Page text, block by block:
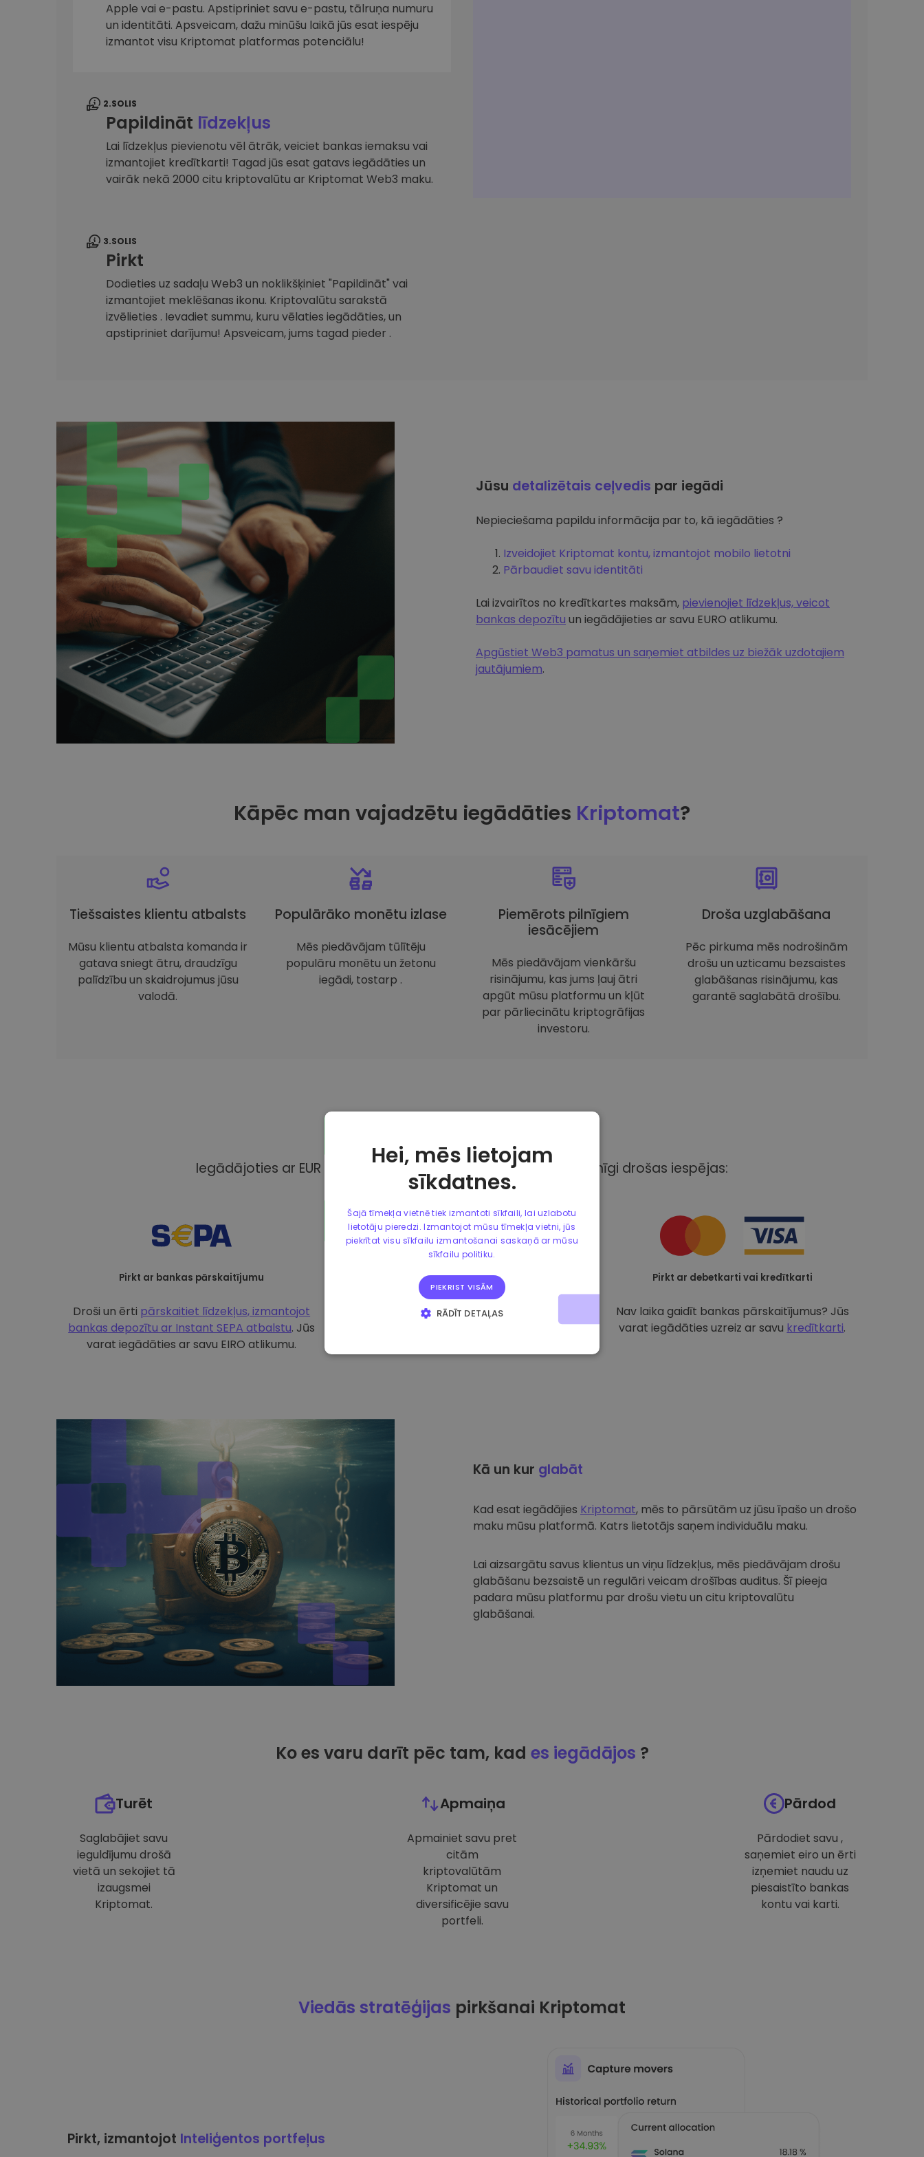
maks
Ieguldījumu palīgs
Atrodi savu kripto stratēģiju
Apple vai e-pastu. Apstipriniet savu e-pastu, tālruņa numuru
un identitāti. Apsveicam, dažu minūšu laikā jūs esat iespēju
izmantot visu Kriptomat platformas potenciālu!
2.SOLIS
Papildināt līdzekļus
Lai līdzekļus pievienotu vēl ātrāk, veiciet bankas iemaksu vai
izmantojiet kredītkarti! Tagad jūs esat gatavs iegādāties un
vairāk nekā 2000 citu kriptovalūtu ar Kriptomat Web3 maku.
3.SOLIS
Pirkt
Dodieties uz sadaļu Web3 un noklikšķiniet "Papildināt" vai
izmantojiet meklēšanas ikonu. Kriptovalūtu sarakstā
izvēlieties . Ievadiet summu, kuru vēlaties iegādāties, un
apstipriniet darījumu! Apsveicam, jums tagad pieder .
Jūsu detalizētais ceļvedis par iegādi
Nepieciešama papildu informācija par to, kā iegādāties ?
Izveidojiet Kriptomat kontu, izmantojot mobilo lietotni
Pārbaudiet savu identitāti
Lai izvairītos no kredītkartes maksām, pievienojiet līdzekļus, veicot
bankas depozītu un iegādājieties ar savu EURO atlikumu.
Apgūstiet Web3 pamatus un saņemiet atbildes uz biežāk uzdotajiem
jautājumiem.
Kāpēc man vajadzētu iegādāties Kriptomat?
Tiešsaistes klientu atbalsts
Mūsu klientu atbalsta komanda ir
gatava sniegt ātru, draudzīgu
palīdzību un skaidrojumus jūsu
valodā.
Populārāko monētu izlase
Mēs piedāvājam tūlītēju
populāru monētu un žetonu
iegādi, tostarp .
Piemērots pilnīgiem
iesācējiem
Mēs piedāvājam vienkāršu
risinājumu, kas jums ļauj ātri
apgūt mūsu platformu un kļūt
par pārliecinātu kriptogrāfijas
investoru.
Droša uzglabāšana
Pēc pirkuma mēs nodrošinām
drošu un uzticamu bezsaistes
glabāšanas risinājumu, kas
garantē saglabātā drošību.
Iegādājoties ar EUR Kriptomat, Jums ir pieejamas dažādas pilnīgi drošas iespējas:
Pirkt ar bankas pārskaitījumu
Droši un ērti pārskaitiet līdzekļus, izmantojot
bankas depozītu ar Instant SEPA atbalstu. Jūs
varat iegādāties ar savu EIRO atlikumu.
Pirkt ar debetkarti vai kredītkarti
Nav laika gaidīt bankas pārskaitījumus? Jūs
varat iegādāties uzreiz ar savu kredītkarti.
Kā un kur glabāt
Kad esat iegādājies Kriptomat, mēs to pārsūtām uz jūsu īpašo un drošo
maku mūsu platformā. Katrs lietotājs saņem individuālu maku.
Lai aizsargātu savus klientus un viņu līdzekļus, mēs piedāvājam drošu
glabāšanu bezsaistē un regulāri veicam drošības auditus. Šī pieeja
padara mūsu platformu par drošu vietu un citu kriptovalūtu
glabāšanai.
Ko es varu darīt pēc tam, kad es iegādājos ?
Turēt
Saglabājiet savu
ieguldījumu drošā
vietā un sekojiet tā
izaugsmei
Kriptomat.
Apmaiņa
Apmainiet savu pret
citām
kriptovalūtām
Kriptomat un
diversificējie savu
portfeli.
Pārdod
Pārdodiet savu ,
saņemiet eiro un ērti
izņemiet naudu uz
piesaistīto bankas
kontu vai karti.
Viedās stratēģijas pirkšanai Kriptomat
Pirkt, izmantojot Inteliģentos portfeļus
Hei, mēs lietojam
sīkdatnes.
Šajā tīmekļa vietnē tiek izmantoti sīkfaili, lai uzlabotu
lietotāju pieredzi. Izmantojot mūsu tīmekļa vietni, jūs
piekrītat visu sīkfailu izmantošanai saskaņā ar mūsu
sīkfailu politiku.
PIEKRIST VISĀM
RĀDĪT DETAĻAS